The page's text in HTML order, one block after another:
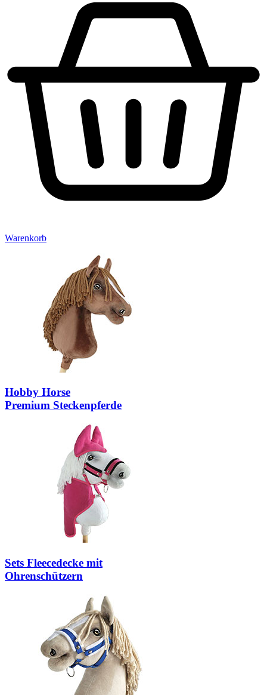
Warenkorb
Hobby Horse
Premium Steckenpferde
Sets Fleecedecke mit
Ohrenschützern